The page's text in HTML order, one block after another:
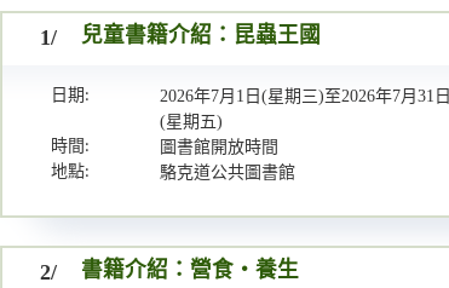
1/ 兒童書籍介紹：昆蟲王國
日期:
2026年7月1日(星期三)至2026年7月31日
(星期五)
時間:
圖書館開放時間
地點:
駱克道公共圖書館
2/ 書籍介紹：營食‧養生